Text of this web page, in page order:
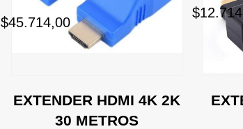
EXTENDER HDMI 4K 2K
30 METROS
$45.714,00